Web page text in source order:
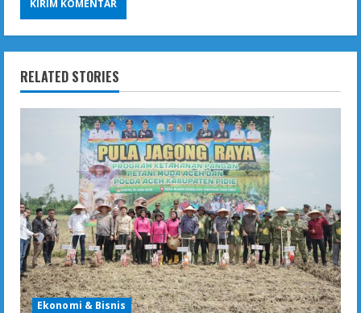
RELATED STORIES
Ekonomi & Bisnis